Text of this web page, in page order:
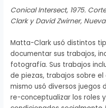
Conical Intersect, 1975.
Clark y David Zwirner,
Matta-Clark usó distintos
documentar sus trabajos,
fotografía. Sus trabajos
de piezas, trabajos sobre
mismo usó diversos juegos
re-conceptualizar los roles